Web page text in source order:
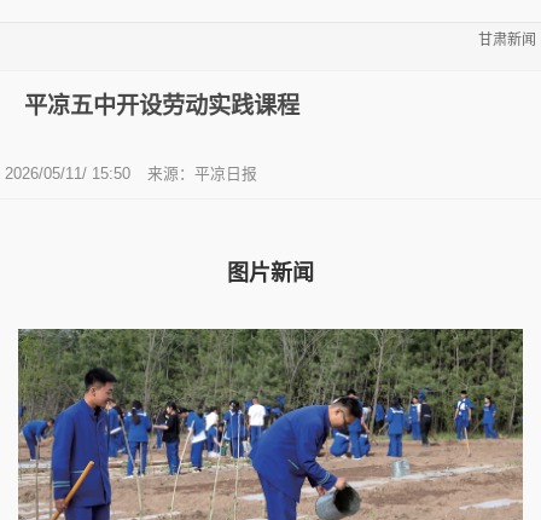
甘肃新闻
平凉五中开设劳动实践课程
2026/05/11/ 15:50 来源：平凉日报
图片新闻